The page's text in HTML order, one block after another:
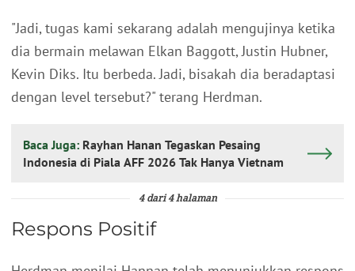
"Jadi, tugas kami sekarang adalah mengujinya ketika
dia bermain melawan Elkan Baggott, Justin Hubner,
Kevin Diks. Itu berbeda. Jadi, bisakah dia beradaptasi
dengan level tersebut?" terang Herdman.
Baca Juga: Rayhan Hanan Tegaskan Pesaing
Indonesia di Piala AFF 2026 Tak Hanya Vietnam
4 dari 4 halaman
Respons Positif